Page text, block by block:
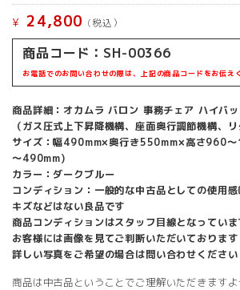
¥ 24,800 (税込）
商品コード：SH-00366
お電話でのお問い合わせの際は、上記の商品コードをお伝え
商品詳細：オカムラ バロン 事務チェア ハイバッ
（ガス圧式上下昇降機構、座面奥行調節機構、
サイズ：幅490mm×奥行き550mm×高さ960
～490mm)
カラー：ダークブルー
コンディション：一般的な中古品としての使用
キズなどはない良品です
商品コンディションはスタッフ目線となってい
お客様には画像を見てご判断いただいております
詳しい写真をご希望の場合は問い合わせください
商品は中古品ということでご理解いただきます